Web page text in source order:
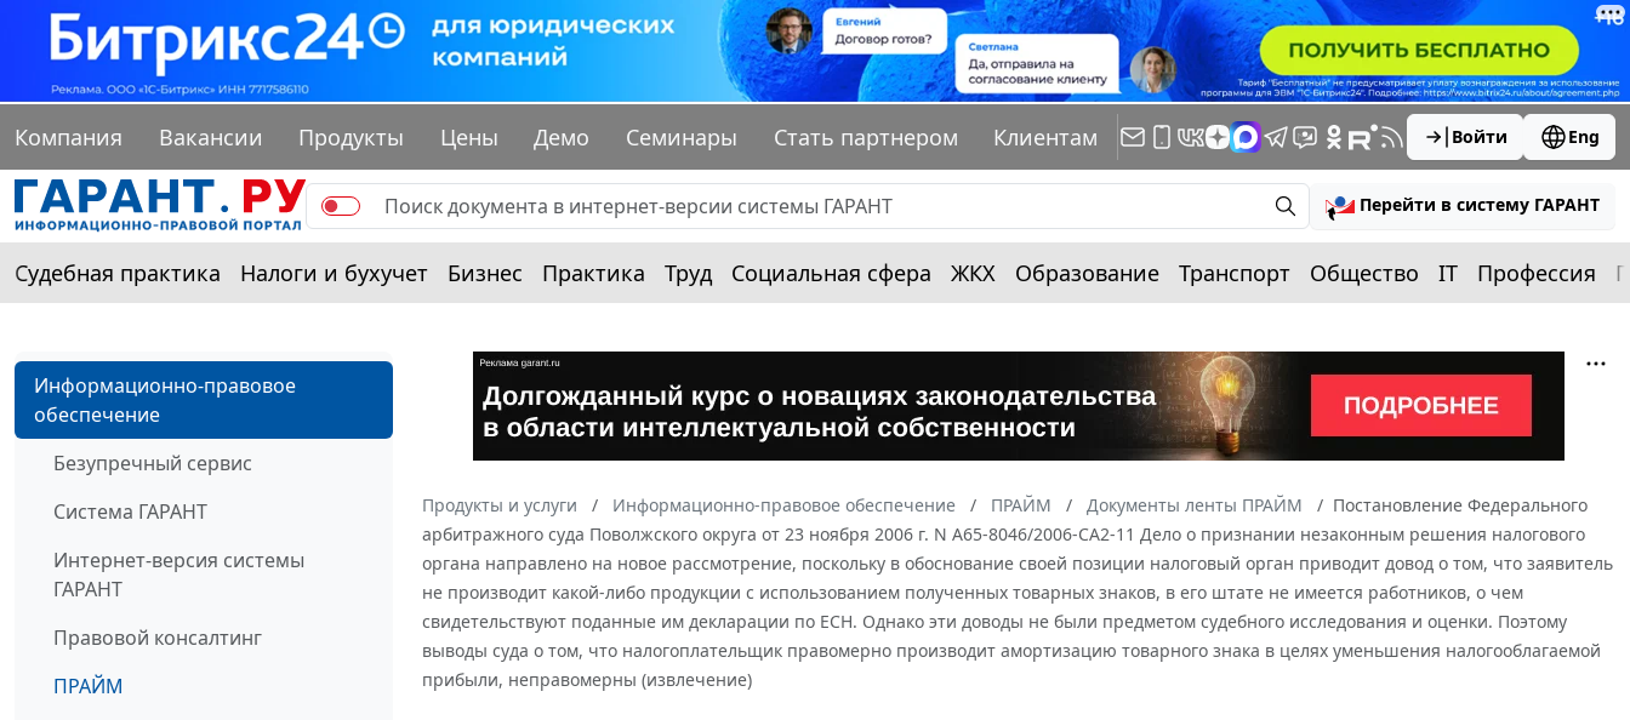
Компания Вакансии Продукты Цены Демо Семинары Стать партнером Клиентам Войти Eng
Перейти в систему ГАРАНТ
Судебная практика Налоги и бухучет Бизнес Практика Труд Социальная сфера ЖКХ Образование Транспорт Общество IT Профессия
Информационно-правовое
обеспечение
Безупречный сервис
Система ГАРАНТ
Интернет-версия системы
ГАРАНТ
Правовой консалтинг
ПРАЙМ
Продукты и услуги Информационно-правовое обеспечение ПРАЙМ Документы ленты ПРАЙМ
Постановление Федерального
арбитражного суда Поволжского округа от 23 ноября 2006 г. N А65-8046/2006-СА2-11 Дело о признании незаконным решения налогового
органа направлено на новое рассмотрение, поскольку в обоснование своей позиции налоговый орган приводит довод о том, что заявитель
не производит какой-либо продукции с использованием полученных товарных знаков, в его штате не имеется работников, о чем
свидетельствуют поданные им декларации по ЕСН. Однако эти доводы не были предметом судебного исследования и оценки. Поэтому
выводы суда о том, что налогоплательщик правомерно производит амортизацию товарного знака в целях уменьшения налогооблагаемой
прибыли, неправомерны (извлечение)